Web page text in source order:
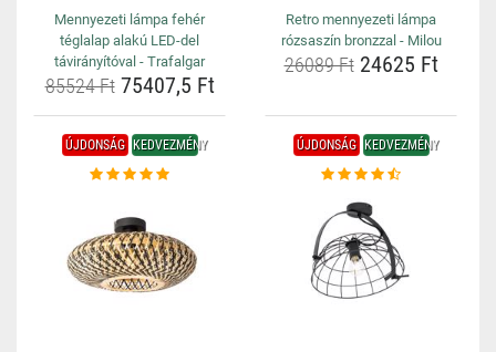
Mennyezeti lámpa fehér
téglalap alakú LED-del
távirányítóval - Trafalgar
85524 Ft75407,5 Ft
Retro mennyezeti lámpa
rózsaszín bronzzal - Milou
26089 Ft24625 Ft
ÚJDONSÁG KEDVEZMÉNY ÚJDONSÁG KEDVEZMÉNY